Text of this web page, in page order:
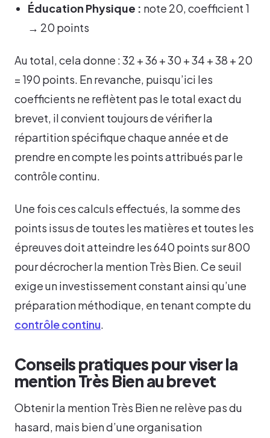
Éducation Physique : note 20, coefficient 1
→ 20 points
Au total, cela donne : 32 + 36 + 30 + 34 + 38 + 20
= 190 points. En revanche, puisqu’ici les
coefficients ne reflètent pas le total exact du
brevet, il convient toujours de vérifier la
répartition spécifique chaque année et de
prendre en compte les points attribués par le
contrôle continu.
Une fois ces calculs effectués, la somme des
points issus de toutes les matières et toutes les
épreuves doit atteindre les 640 points sur 800
pour décrocher la mention Très Bien. Ce seuil
exige un investissement constant ainsi qu’une
préparation méthodique, en tenant compte du
contrôle continu.
Conseils pratiques pour viser la
mention Très Bien au brevet
Obtenir la mention Très Bien ne relève pas du
hasard, mais bien d’une organisation